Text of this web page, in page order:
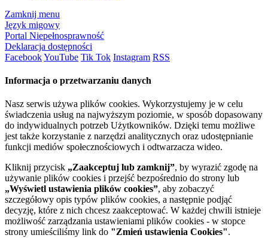
Zamknij menu
Język migowy
Portal Niepełnosprawność
Deklaracja dostępności
FacebookYouTube Tik Tok Instagram RSS
Informacja o przetwarzaniu danych
Nasz serwis używa plików cookies. Wykorzystujemy je w celu
świadczenia usług na najwyższym poziomie, w sposób dopasowany
do indywidualnych potrzeb Użytkowników. Dzięki temu możliwe
jest także korzystanie z narzędzi analitycznych oraz udostępnianie
funkcji mediów społecznościowych i odtwarzacza wideo.
Kliknij przycisk „Zaakceptuj lub zamknij”, by wyrazić zgodę na
używanie plików cookies i przejść bezpośrednio do strony lub
„Wyświetl ustawienia plików cookies”, aby zobaczyć
szczegółowy opis typów plików cookies, a następnie podjąć
decyzję, które z nich chcesz zaakceptować. W każdej chwili istnieje
możliwość zarządzania ustawieniami plików cookies - w stopce
strony umieściliśmy link do "Zmień ustawienia Cookies".